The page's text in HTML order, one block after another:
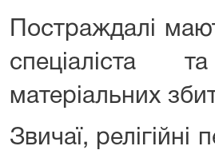
Постраждалі
спеціаліста
матеріальних
Звичаї, релігійні